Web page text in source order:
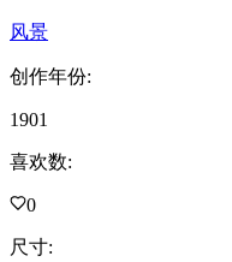
风景
创作年份:
1901
喜欢数:
0
尺寸: